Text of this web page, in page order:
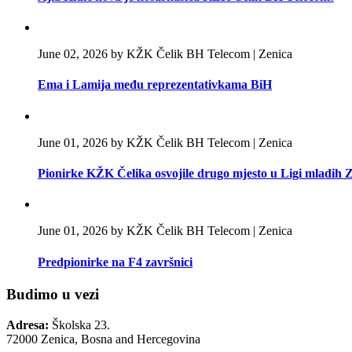
June 02, 2026 by KŽK Čelik BH Telecom | Zenica
Ema i Lamija među reprezentativkama BiH
June 01, 2026 by KŽK Čelik BH Telecom | Zenica
Pionirke KŽK Čelika osvojile drugo mjesto u Ligi mladih
June 01, 2026 by KŽK Čelik BH Telecom | Zenica
Predpionirke na F4 završnici
Budimo u vezi
Adresa: Školska 23.
72000 Zenica, Bosna and Hercegovina